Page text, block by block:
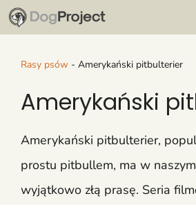
Przejdź
do
treściRasy psów - Amerykański pitbulterier
Amerykański
Amerykański pitbulterier,
prostu pitbullem, ma w
wyjątkowo złą prasę. Seria